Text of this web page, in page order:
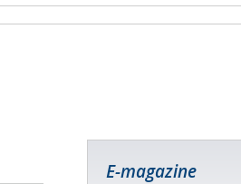
E-magazine